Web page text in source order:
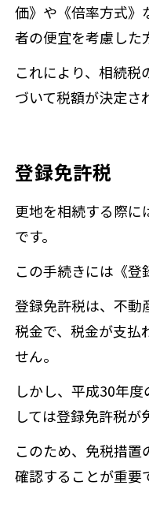
価》や《倍率方式》
者の便宜を考慮した
これにより、相続
づいて税額が決定さ
登録免許税
更地を相続する際に
です。
この手続きには《登
登録免許税は、不動
税金で、税金が支払
せん。
しかし、平成30年
しては登録免許税が
このため、免税措
確認することが重要